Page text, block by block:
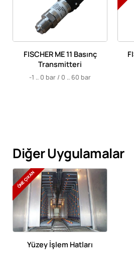
FISCHER ME 11 Basınç
Transmitteri
-1 .. 0 bar / 0 .. 60 bar
Diğer Uygulamalar
ÖNE ÇIKAN
Yüzey İşlem Hatları